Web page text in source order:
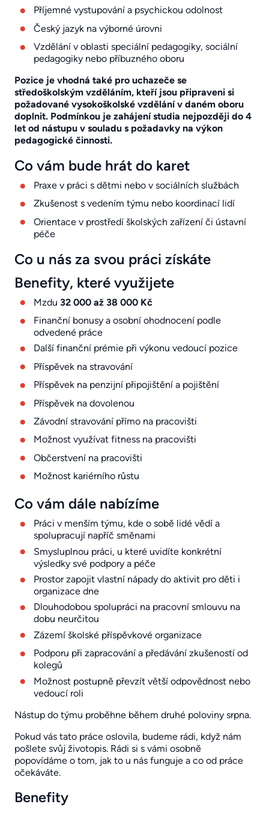
Příjemné vystupování a psychickou odolnost
Český jazyk na výborné úrovni
Vzdělání v oblasti speciální pedagogiky, sociální
pedagogiky nebo příbuzného oboru
Pozice je vhodná také pro uchazeče se
středoškolským vzděláním, kteří jsou připraveni si
požadované vysokoškolské vzdělání v daném oboru
doplnit. Podmínkou je zahájení studia nejpozději do 4
let od nástupu v souladu s požadavky na výkon
pedagogické činnosti.
Co vám bude hrát do karet
Praxe v práci s dětmi nebo v sociálních službách
Zkušenost s vedením týmu nebo koordinací lidí
Orientace v prostředí školských zařízení či ústavní
péče
Co u nás za svou práci získáte
Benefity, které využijete
Mzdu 32 000 až 38 000 Kč
Finanční bonusy a osobní ohodnocení podle
odvedené práce
Další finanční prémie při výkonu vedoucí pozice
Příspěvek na stravování
Příspěvek na penzijní připojištění a pojištění
Příspěvek na dovolenou
Závodní stravování přímo na pracovišti
Možnost využívat fitness na pracovišti
Občerstvení na pracovišti
Možnost kariérního růstu
Co vám dále nabízíme
Práci v menším týmu, kde o sobě lidé vědí a
spolupracují napříč směnami
Smysluplnou práci, u které uvidíte konkrétní
výsledky své podpory a péče
Prostor zapojit vlastní nápady do aktivit pro děti i
organizace dne
Dlouhodobou spolupráci na pracovní smlouvu na
dobu neurčitou
Zázemí školské příspěvkové organizace
Podporu při zapracování a předávání zkušeností od
kolegů
Možnost postupně převzít větší odpovědnost nebo
vedoucí roli
Nástup do týmu proběhne během druhé poloviny srpna.
Pokud vás tato práce oslovila, budeme rádi, když nám
pošlete svůj životopis. Rádi si s vámi osobně
popovídáme o tom, jak to u nás funguje a co od práce
očekáváte.
Benefity